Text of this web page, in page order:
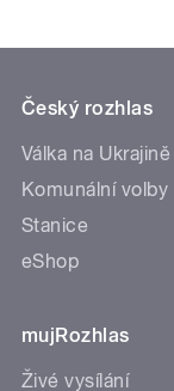
Český rozhlas
Válka na Ukrajině
Komunální volby
Stanice
eShop
mujRozhlas
Živé vysílání